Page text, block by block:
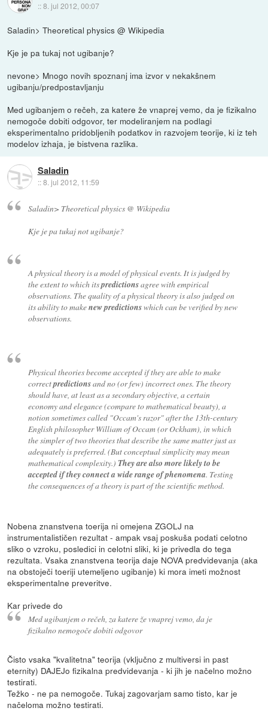
::8. jul 2012, 00:07
Saladin> Theoretical physics @ Wikipedia
Kje je pa tukaj not ugibanje?
nevone> Mnogo novih spoznanj ima izvor v nekakšnem
ugibanju/predpostavljanju
Med ugibanjem o rečeh, za katere že vnaprej vemo, da je fizikalno
nemogoče dobiti odgovor, ter modeliranjem na podlagi
eksperimentalno pridobljenih podatkov in razvojem teorije, ki iz teh
modelov izhaja, je bistvena razlika.
Saladin
::8. jul 2012, 11:59
Saladin> Theoretical physics @ Wikipedia
Kje je pa tukaj not ugibanje?
A physical theory is a model of physical events. It is judged by
the extent to which itspredictionsagree with empirical
observations. The quality of a physical theory is also judged on
its ability to makenew predictionswhich can be verified by new
observations.
Physical theories become accepted if they are able to make
correctpredictionsand no (or few) incorrect ones. The theory
should have, at least as a secondary objective, a certain
economy and elegance (compare to mathematical beauty), a
notion sometimes called "Occam's razor" after the 13th-century
English philosopher William of Occam (or Ockham), in which
the simpler of two theories that describe the same matter just as
adequately is preferred. (But conceptual simplicity may mean
mathematical complexity.) They are also more likely to be
accepted if they connect a wide range of phenomena. Testing
the consequences of a theory is part of the scientific method.
Nobena znanstvena toerija ni omejena ZGOLJ na
instrumentalističen rezultat - ampak vsaj poskuša podati celotno
sliko o vzroku, posledici in celotni sliki, ki je privedla do tega
rezultata. Vsaka znanstvena teorija daje NOVA predvidevanja (aka
na obstoječi toeriji utemeljeno ugibanje) ki mora imeti možnost
eksperimentalne preveritve.
Kar privede do
Med ugibanjem o rečeh, za katere že vnaprej vemo, da je
fizikalno nemogoče dobiti odgovor
Čisto vsaka "kvalitetna" teorija (vključno z multiversi in past
eternity) DAJEJo fizikalna predvidevanja - ki jih je načelno možno
testirati.
Težko - ne pa nemogoče. Tukaj zagovarjam samo tisto, kar je
načeloma možno testirati.